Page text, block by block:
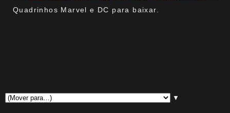
Quadrinhos Marvel e DC para baixar.
▼